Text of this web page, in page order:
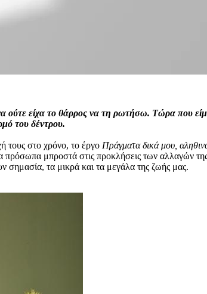
είχα το θάρρος να τη ρωτήσω. Τώρα που
του δέντρου.
τους στο χρόνο, το έργο Πράγματα δικά μου,
πρόσωπα μπροστά στις προκλήσεις των αλλαγών
σημασία, τα μικρά και τα μεγάλα της ζωής μας.